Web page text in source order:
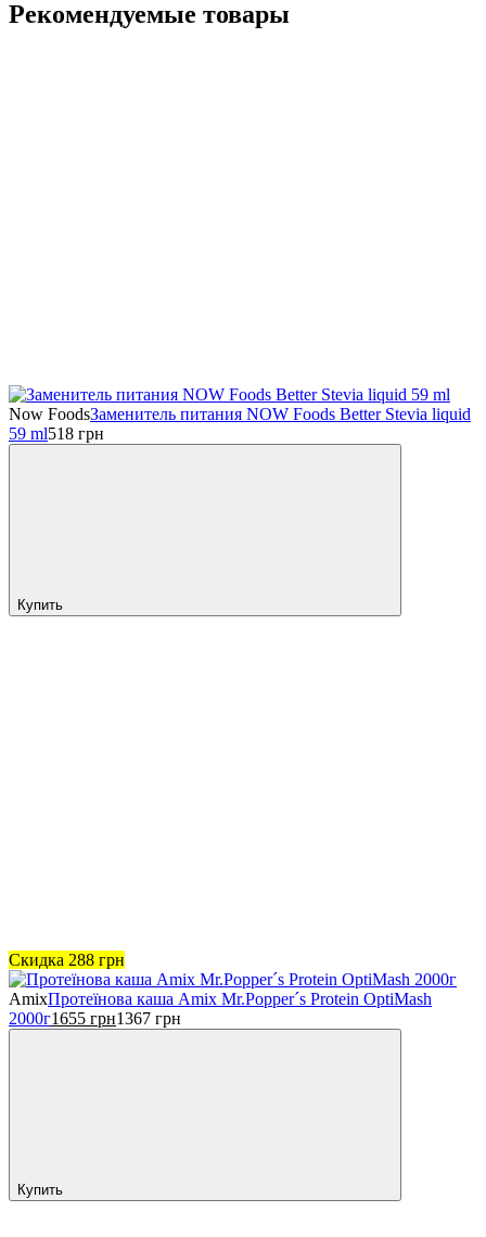
Рекомендуемые товары
Now FoodsЗаменитель питания NOW Foods Better Stevia liquid
59 ml518 грн
Купить
Скидка 288 грн
AmixПротеїнова каша Amix Mr.Popper´s Protein OptiMash
2000г1655 грн1367 грн
Купить